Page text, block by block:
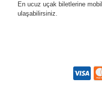
En ucuz uçak biletlerine
ulaşabilirsiniz.